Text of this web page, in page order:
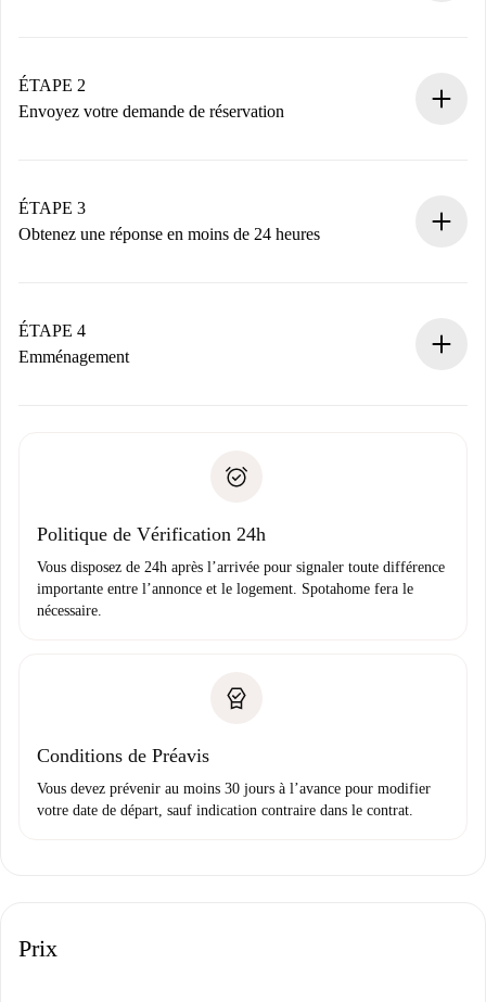
Vous disposez à l’avance de toutes les informations
nécessaires.
ÉTAPE 2
Envoyez votre demande de réservation
Nous ne vous facturerons rien tant que le propriétaire
n’aura pas accepté.
ÉTAPE 3
Obtenez une réponse en moins de 24 heures
contact avec le propriétaire.
Si refusé : aucun prélèvement et nous vous proposerons
Justificatif de solvabilité
ÉTAPE 4
Emménagement
uniquement si aucun problème n'est signalé.
Politique de Vérification 24h
Vous disposez de 24h après l’arrivée pour signaler toute différence
importante entre l’annonce et le logement. Spotahome fera le
nécessaire.
Conditions de Préavis
Vous devez prévenir au moins 30 jours à l’avance pour modifier
votre date de départ, sauf indication contraire dans le contrat.
Prix